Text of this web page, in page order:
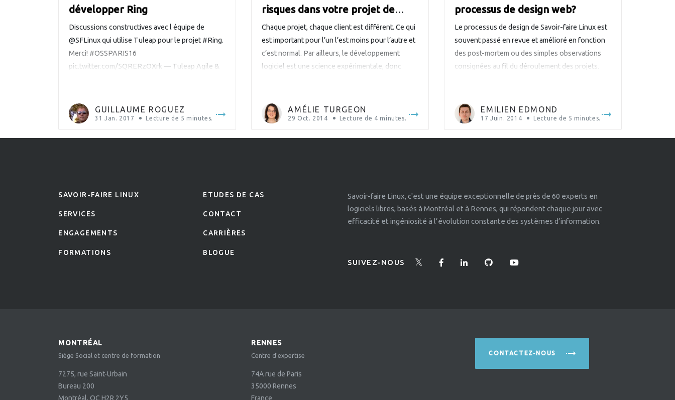
développer Ring
Discussions constructives avec l équipe de
@SFLinux qui utilise Tuleap pour le projet #Ring.
Merci! #OSSPARIS16
pic.twitter.com/5QRERzOXrk — Tuleap Agile &
Source Summit», nos développeurs de Ring ont
rencontré l’équipe d’Enalean, qui développe
GUILLAUME ROGUEZ
31 Jan. 2017 Lecture de 5 minutes.
risques dans votre projet de
développement
Chaque projet, chaque client est différent. Ce qui
est important pour l’un l’est moins pour l’autre et
c’est normal. Par ailleurs, le développement
logiciel est une science expérimentale, donc
durée de vie du logiciel. Pour comprendre votre
réalité, donc, et […]
AMÉLIE TURGEON
29 Oct. 2014 Lecture de 4 minutes.
processus de design web?
Le processus de design de Savoir-faire Linux est
souvent passé en revue et amélioré en fonction
des post-mortem ou des simples observations
consignées au fil du déroulement des projets.
EMILIEN EDMOND
17 Juin. 2014 Lecture de 5 minutes.
SAVOIR-FAIRE LINUX
SERVICES
ENGAGEMENTS
FORMATIONS
ETUDES DE CAS
CONTACT
CARRIÈRES
BLOGUE
Savoir-faire Linux, c'est une équipe exceptionnelle de près de 60 experts en
logiciels libres, basés à Montréal et à Rennes, qui répondent chaque jour avec
efficacité et ingéniosité à l’évolution constante des systèmes d’information.
SUIVEZ-NOUS
MONTRÉAL
Siège Social et centre de formation
7275, rue Saint-Urbain
Bureau 200
Montréal, QC H2R 2Y5
RENNES
Centre d'expertise
74A rue de Paris
35000 Rennes
France
CONTACTEZ-NOUS